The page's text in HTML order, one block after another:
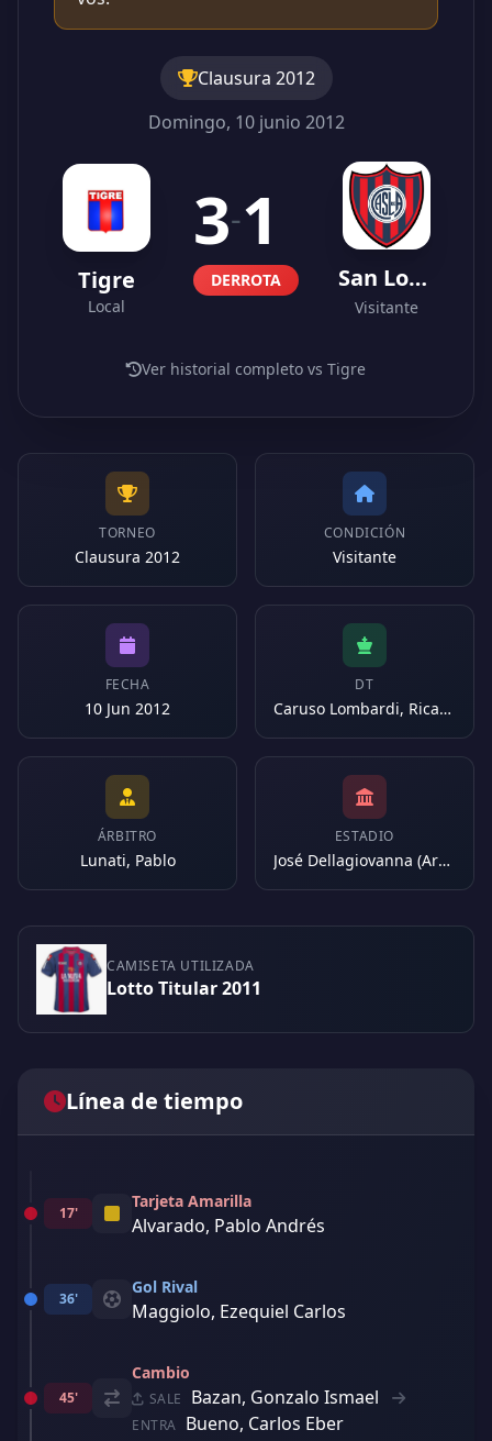
Clausura 2012
Domingo, 10 junio 2012
Tigre
Local
3-1
DERROTA San Lorenzo
Visitante
Ver historial completo vs Tigre
TORNEO
Clausura 2012
CONDICIÓN
Visitante
FECHA
10 Jun 2012
DT
Caruso Lombardi, Ricardo
ÁRBITRO
Lunati, Pablo
ESTADIO
José Dellagiovanna (Argentina)
CAMISETA UTILIZADA
Lotto Titular 2011
Línea de tiempo
17'
Tarjeta Amarilla
Alvarado, Pablo Andrés
36'
Gol Rival
Maggiolo, Ezequiel Carlos
45'
Cambio
SALE Bazan, Gonzalo Ismael
ENTRA Bueno, Carlos Eber